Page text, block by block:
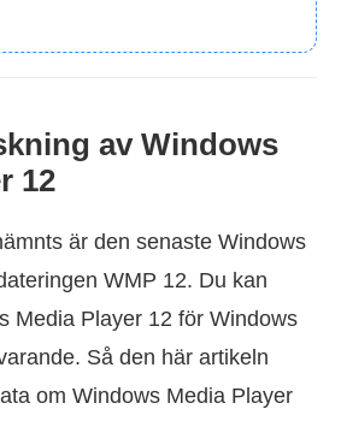
av Windows
12
är den senaste Windows
WMP 12. Du kan
Media Player 12 för Windows
Så den här artikeln
om Windows Media Player